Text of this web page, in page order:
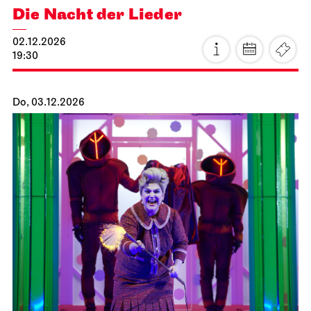
Staatsoper Stuttgart Theaterhaus Stuttgart
Die Nacht der Lieder
19:30